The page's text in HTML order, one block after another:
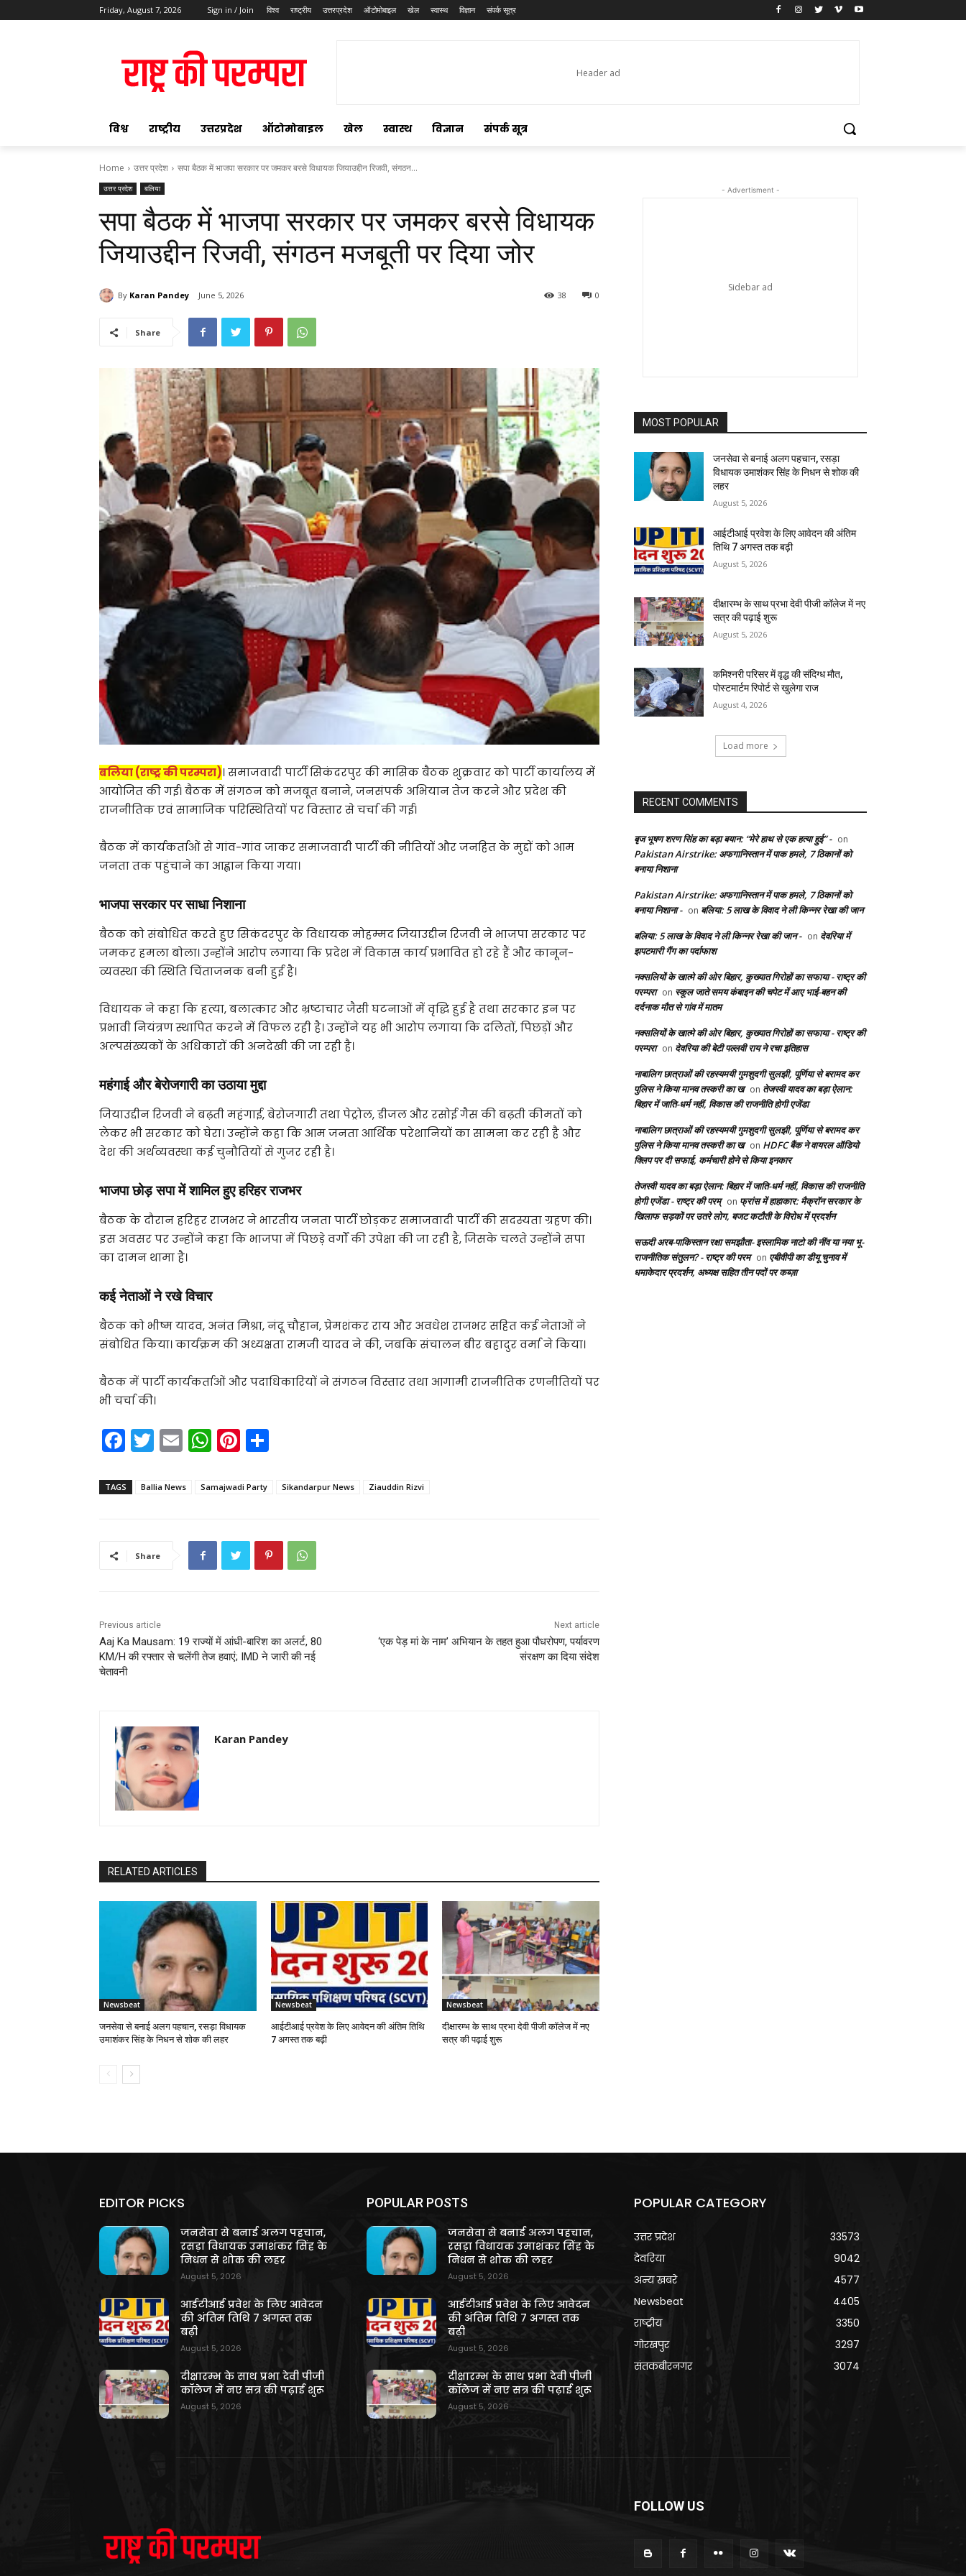
Friday, August 7, 2026 Sign in / Join विश्व राष्ट्रीय उत्तरप्रदेश ऑटोमोबाइल खेल स्वास्थ विज्ञान संपर्क सूत्र
विश्व राष्ट्रीय उत्तरप्रदेश ऑटोमोबाइल खेल स्वास्थ विज्ञान संपर्क सूत्र
Home उत्तर प्रदेश सपा बैठक में भाजपा सरकार पर जमकर बरसे विधायक जियाउद्दीन रिजवी, संगठन...
उत्तर प्रदेश बलिया
सपा बैठक में भाजपा सरकार पर जमकर बरसे विधायक
जियाउद्दीन रिजवी, संगठन मजबूती पर दिया जोर
By Karan Pandey June 5, 2026 0
38
Share
बलिया (राष्ट्र की परम्परा)। समाजवादी पार्टी सिकंदरपुर की मासिक बैठक शुक्रवार को पार्टी कार्यालय में
आयोजित की गई। बैठक में संगठन को मजबूत बनाने, जनसंपर्क अभियान तेज करने और प्रदेश की
राजनीतिक एवं सामाजिक परिस्थितियों पर विस्तार से चर्चा की गई।
बैठक में कार्यकर्ताओं से गांव-गांव जाकर समाजवादी पार्टी की नीतियों और जनहित के मुद्दों को आम
जनता तक पहुंचाने का आह्वान किया गया।
भाजपा सरकार पर साधा निशाना
बैठक को संबोधित करते हुए सिकंदरपुर के विधायक मोहम्मद जियाउद्दीन रिजवी ने भाजपा सरकार पर
जमकर हमला बोला। उन्होंने आरोप लगाया कि प्रदेश में विकास कार्य प्रभावित हो रहे हैं और कानून-
व्यवस्था की स्थिति चिंताजनक बनी हुई है।
विधायक ने कहा कि हत्या, बलात्कार और भ्रष्टाचार जैसी घटनाओं में वृद्धि हुई है तथा सरकार इन पर
प्रभावी नियंत्रण स्थापित करने में विफल रही है। उन्होंने यह भी आरोप लगाया कि दलितों, पिछड़ों और
अल्पसंख्यकों के अधिकारों की अनदेखी की जा रही है।
महंगाई और बेरोजगारी का उठाया मुद्दा
जियाउद्दीन रिजवी ने बढ़ती महंगाई, बेरोजगारी तथा पेट्रोल, डीजल और रसोई गैस की बढ़ती कीमतों को
लेकर भी सरकार को घेरा। उन्होंने कहा कि आम जनता आर्थिक परेशानियों का सामना कर रही है और
देश की अर्थव्यवस्था कई चुनौतियों से गुजर रही है।
भाजपा छोड़ सपा में शामिल हुए हरिहर राजभर
बैठक के दौरान हरिहर राजभर ने भारतीय जनता पार्टी छोड़कर समाजवादी पार्टी की सदस्यता ग्रहण की।
इस अवसर पर उन्होंने कहा कि भाजपा में पिछड़े वर्गों की उपेक्षा की जा रही है, जिसके चलते उन्होंने सपा
का दामन थामा है।
कई नेताओं ने रखे विचार
बैठक को भीष्म यादव, अनंत मिश्रा, नंदू चौहान, प्रेमशंकर राय और अवधेश राजभर सहित कई नेताओं ने
संबोधित किया। कार्यक्रम की अध्यक्षता रामजी यादव ने की, जबकि संचालन बीर बहादुर वर्मा ने किया।
बैठक में पार्टी कार्यकर्ताओं और पदाधिकारियों ने संगठन विस्तार तथा आगामी राजनीतिक रणनीतियों पर
भी चर्चा की।
F
a
c
o
T
w
itt
E
m
ai
W
h
a
A
p
Pi
nt
er
st
ar
TAGS Ballia News Samajwadi Party Sikandarpur News Ziauddin Rizvi
Share
Previous article
Aaj Ka Mausam: 19 राज्यों में आंधी-बारिश का अलर्ट, 80
KM/H की रफ्तार से चलेंगी तेज हवाएं; IMD ने जारी की नई
चेतावनी
Next article
‘एक पेड़ मां के नाम’ अभियान के तहत हुआ पौधरोपण, पर्यावरण
संरक्षण का दिया संदेश
Karan Pandey
RELATED ARTICLES
Newsbeat
जनसेवा से बनाई अलग पहचान, रसड़ा विधायक
उमाशंकर सिंह के निधन से शोक की लहर
Newsbeat
आईटीआई प्रवेश के लिए आवेदन की अंतिम तिथि
7 अगस्त तक बढ़ी
Newsbeat
दीक्षारम्भ के साथ प्रभा देवी पीजी कॉलेज में नए
सत्र की पढ़ाई शुरू
- Advertisment -
MOST POPULAR
जनसेवा से बनाई अलग पहचान, रसड़ा
विधायक उमाशंकर सिंह के निधन से शोक की
लहर
August 5, 2026
आईटीआई प्रवेश के लिए आवेदन की अंतिम
तिथि 7 अगस्त तक बढ़ी
August 5, 2026
दीक्षारम्भ के साथ प्रभा देवी पीजी कॉलेज में नए
सत्र की पढ़ाई शुरू
August 5, 2026
कमिश्नरी परिसर में वृद्ध की संदिग्ध मौत,
पोस्टमार्टम रिपोर्ट से खुलेगा राज
August 4, 2026
Load more
RECENT COMMENTS
बृज भूषण शरण सिंह का बड़ा बयान: “मेरे हाथ से एक हत्या हुई” - on
Pakistan Airstrike: अफगानिस्तान में पाक हमले, 7 ठिकानों को
बनाया निशाना
Pakistan Airstrike: अफगानिस्तान में पाक हमले, 7 ठिकानों को
बनाया निशाना - on बलिया: 5 लाख के विवाद ने ली किन्नर रेखा की जान
बलिया: 5 लाख के विवाद ने ली किन्नर रेखा की जान - on देवरिया में
झपटमारी गैंग का पर्दाफाश
नक्सलियों के खात्मे की ओर बिहार, कुख्यात गिरोहों का सफाया - राष्ट्र की
परम्परा on स्कूल जाते समय कंबाइन की चपेट में आए भाई-बहन की
दर्दनाक मौत से गांव में मातम
नक्सलियों के खात्मे की ओर बिहार, कुख्यात गिरोहों का सफाया - राष्ट्र की
परम्परा on देवरिया की बेटी पल्लवी राय ने रचा इतिहास
नाबालिग छात्राओं की रहस्यमयी गुमशुदगी सुलझी, पूर्णिया से बरामद कर
पुलिस ने किया मानव तस्करी का ख on तेजस्वी यादव का बड़ा ऐलान:
बिहार में जाति-धर्म नहीं, विकास की राजनीति होगी एजेंडा
नाबालिग छात्राओं की रहस्यमयी गुमशुदगी सुलझी, पूर्णिया से बरामद कर
पुलिस ने किया मानव तस्करी का ख on HDFC बैंक ने वायरल ऑडियो
क्लिप पर दी सफाई, कर्मचारी होने से किया इनकार
तेजस्वी यादव का बड़ा ऐलान: बिहार में जाति-धर्म नहीं, विकास की राजनीति
होगी एजेंडा - राष्ट्र की परम् on फ्रांस में हाहाकार: मैक्रॉन सरकार के
खिलाफ सड़कों पर उतरे लोग, बजट कटौती के विरोध में प्रदर्शन
सऊदी अरब-पाकिस्तान रक्षा समझौता- इस्लामिक नाटो की नींव या नया भू-
राजनीतिक संतुलन? - राष्ट्र की परम on एबीवीपी का डीयू चुनाव में
धमाकेदार प्रदर्शन, अध्यक्ष सहित तीन पदों पर कब्ज़ा
EDITOR PICKS
जनसेवा से बनाई अलग पहचान,
रसड़ा विधायक उमाशंकर सिंह के
निधन से शोक की लहर
August 5, 2026
आईटीआई प्रवेश के लिए आवेदन
की अंतिम तिथि 7 अगस्त तक
बढ़ी
August 5, 2026
दीक्षारम्भ के साथ प्रभा देवी पीजी
कॉलेज में नए सत्र की पढ़ाई शुरू
August 5, 2026
POPULAR POSTS
जनसेवा से बनाई अलग पहचान,
रसड़ा विधायक उमाशंकर सिंह के
निधन से शोक की लहर
August 5, 2026
आईटीआई प्रवेश के लिए आवेदन
की अंतिम तिथि 7 अगस्त तक
बढ़ी
August 5, 2026
दीक्षारम्भ के साथ प्रभा देवी पीजी
कॉलेज में नए सत्र की पढ़ाई शुरू
August 5, 2026
POPULAR CATEGORY
उत्तर प्रदेश
33573
देवरिया
9042
अन्य खबरे
4577
Newsbeat
4405
राष्ट्रीय
3350
गोरखपुर
3297
संतकबीरनगर
3074
FOLLOW US